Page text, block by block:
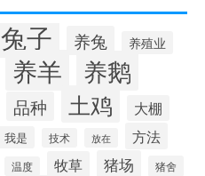
兔子 养兔 养殖业
养羊 养鹅
品种 土鸡 大棚
我是 技术 放在
方法
温度 牧草 猪场 猪舍